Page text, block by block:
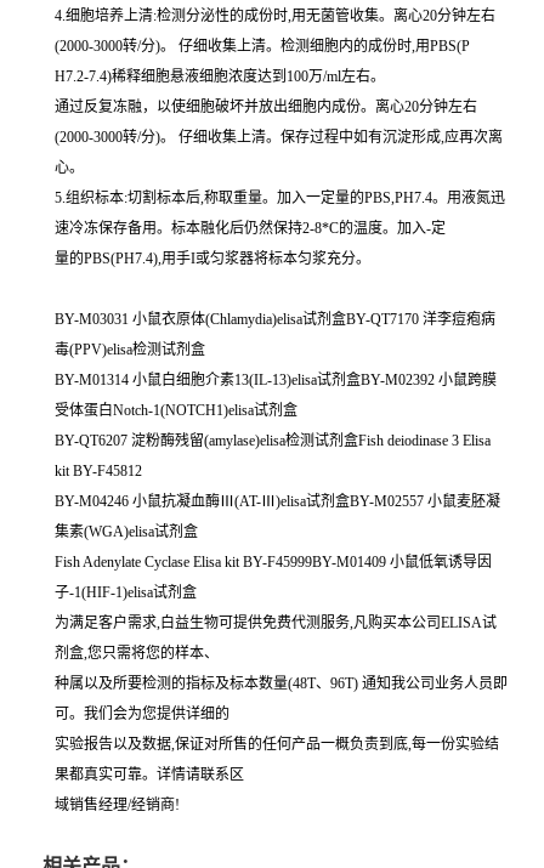
4.细胞培养上清:检测分泌性的成份时,用无菌管收集。离心20分钟左右
(2000-3000转/分)。 仔细收集上清。检测细胞内的成份时,用PBS(P
H7.2-7.4)稀释细胞悬液细胞浓度达到100万/ml左右。
通过反复冻融，以使细胞破坏并放出细胞内成份。离心20分钟左右
(2000-3000转/分)。 仔细收集上清。保存过程中如有沉淀形成,应再次离
心。
5.组织标本:切割标本后,称取重量。加入一定量的PBS,PH7.4。用液氮迅
速冷冻保存备用。标本融化后仍然保持2-8*C的温度。加入-定
量的PBS(PH7.4),用手I或匀浆器将标本匀浆充分。
BY-M03031 小鼠衣原体(Chlamydia)elisa试剂盒BY-QT7170 洋李痘疱病
毒(PPV)elisa检测试剂盒
BY-M01314 小鼠白细胞介素13(IL-13)elisa试剂盒BY-M02392 小鼠跨膜
受体蛋白Notch-1(NOTCH1)elisa试剂盒
BY-QT6207 淀粉酶残留(amylase)elisa检测试剂盒Fish deiodinase 3 Elisa
kit BY-F45812
BY-M04246 小鼠抗凝血酶Ⅲ(AT-Ⅲ)elisa试剂盒BY-M02557 小鼠麦胚凝
集素(WGA)elisa试剂盒
Fish Adenylate Cyclase Elisa kit BY-F45999BY-M01409 小鼠低氧诱导因
子-1(HIF-1)elisa试剂盒
为满足客户需求,白益生物可提供免费代测服务,凡购买本公司ELISA试
剂盒,您只需将您的样本、
种属以及所要检测的指标及标本数量(48T、96T) 通知我公司业务人员即
可。我们会为您提供详细的
实验报告以及数据,保证对所售的任何产品一概负责到底,每一份实验结
果都真实可靠。详情请联系区
域销售经理/经销商!